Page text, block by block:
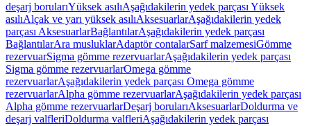
deşarj borularıYüksek asılıAşağıdakilerin yedek parçası Yüksek
asılıAlçak ve yarı yüksek asılıAksesuarlarAşağıdakilerin yedek
parçası AksesuarlarBağlantılarAşağıdakilerin yedek parçası
BağlantılarAra musluklarAdaptör contalarSarf malzemesiGömme
rezervuarSigma gömme rezervuarlarAşağıdakilerin yedek parçası
Sigma gömme rezervuarlarOmega gömme
rezervuarlarAşağıdakilerin yedek parçası Omega gömme
rezervuarlarAlpha gömme rezervuarlarAşağıdakilerin yedek parçası
Alpha gömme rezervuarlarDeşarj borularıAksesuarlarDoldurma ve
deşarj valfleriDoldurma valfleriAşağıdakilerin yedek parçası